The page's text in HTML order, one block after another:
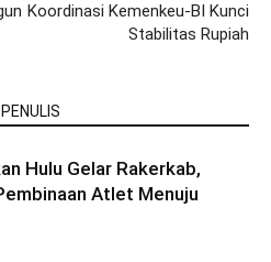
Koordinasi Kemenkeu-BI Kunci
Stabilitas Rupiah
Hulu Gelar Rakerkab,
Atlet Menuju